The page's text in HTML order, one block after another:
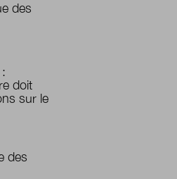
des
doit
sur le
des